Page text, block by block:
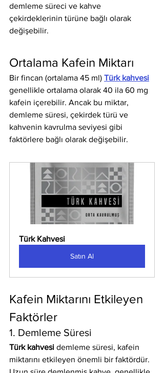
demleme süreci ve kahve
çekirdeklerinin türüne bağlı olarak
değişebilir.
Ortalama Kafein Miktarı
Bir fincan (ortalama 45 ml) Türk kahvesi
genellikle ortalama olarak 40 ila 60 mg
kafein içerebilir. Ancak bu miktar,
demleme süresi, çekirdek türü ve
kahvenin kavrulma seviyesi gibi
faktörlere bağlı olarak değişebilir.
Türk Kahvesi
Satın Al
Kafein Miktarını Etkileyen
Faktörler
1. Demleme Süresi
Türk kahvesi demleme süresi, kafein
miktarını etkileyen önemli bir faktördür.